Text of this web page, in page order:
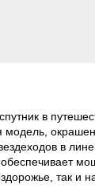
в
модель,
в
так и